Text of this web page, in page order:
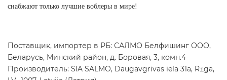
снабжают только лучшие воблеры в мире!
Поставщик, импортер в РБ: САЛМО Белфишинг ООО,
Беларусь, Минский район, д. Боровая, 3, комн.4
Производитель: SIA SALMO, Daugavgrivas iela 31a, Rīga,